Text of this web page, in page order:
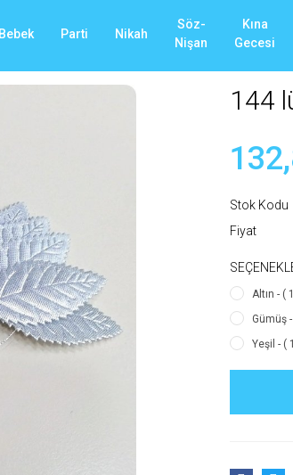
Bebek Parti Nikah
Söz-
Nişan
Kına
Gecesi
144
Stok Kodu
Fiyat
Altın - (
Gümüş
Yeşil - (